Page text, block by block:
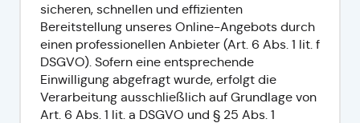
sicheren, schnellen und effizienten
Bereitstellung unseres Online-Angebots durch
einen professionellen Anbieter (Art. 6 Abs. 1 lit. f
DSGVO). Sofern eine entsprechende
Einwilligung abgefragt wurde, erfolgt die
Verarbeitung ausschließlich auf Grundlage von
Art. 6 Abs. 1 lit. a DSGVO und § 25 Abs. 1